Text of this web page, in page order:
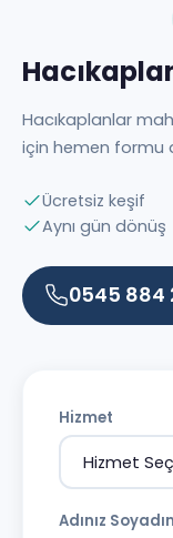
Hacıkaplanlar
için hemen formu
Ücretsiz keşif
Aynı gün dönüş
0545 884
Hizmet
Adınız